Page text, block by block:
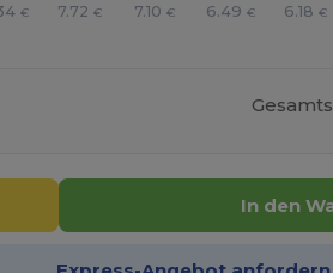
€ 7.72 € 7.10 € 6.49 € 6.18 €
In den